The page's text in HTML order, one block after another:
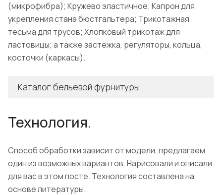
(микрофибра); Кружево эластичное; Капрон для
укрепления стана бюстгальтера; Трикотажная
тесьма для трусов; Хлопковый трикотаж для
ластовицы; а также застежка, регуляторы, кольца,
косточки (каркасы).
Каталог бельевой фурнитуры
Технология.
Способ обработки зависит от модели, предлагаем
один из возможных вариантов. Нарисовали и описали
для вас в этом посте. Технология составлена на
основе литературы.